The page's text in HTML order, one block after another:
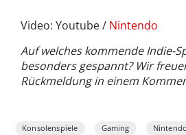
Video: Youtube / Nintendo
Auf welches kommende Indie-
besonders gespannt? Wir
Rückmeldung in einem
Konsolenspiele Gaming Nintendo